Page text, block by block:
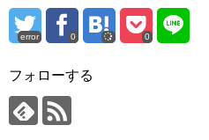
error 0 0
フォローする